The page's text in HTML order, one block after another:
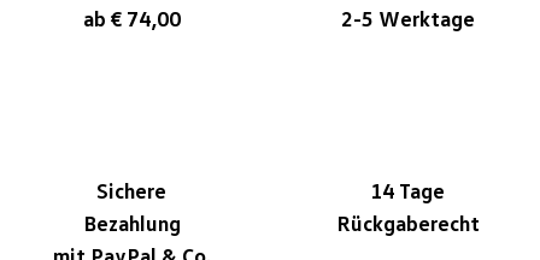
ab € 74,00
2-5 Werktage
Sichere
Bezahlung
14 Tage
Rückgaberecht